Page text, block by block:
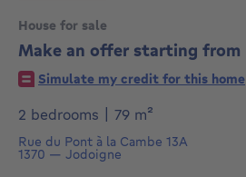
House for sale
Make an offer starting from
199000€
Simulate my credit for this home
2 bedrooms
79 m²
Rue du Pont à la Cambe 13A
1370 — Jodoigne